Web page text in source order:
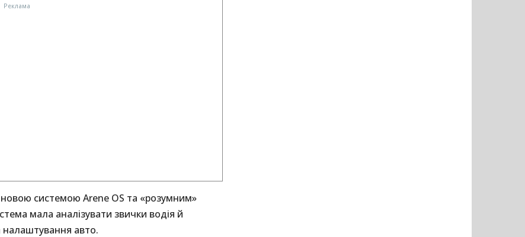
системою Arene OS та «розумним»
мала аналізувати звички водія й
авто.